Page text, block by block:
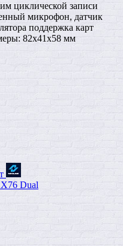
циклической записи
микрофон, датчик
поддержка карт
82х41х58 мм
Dual